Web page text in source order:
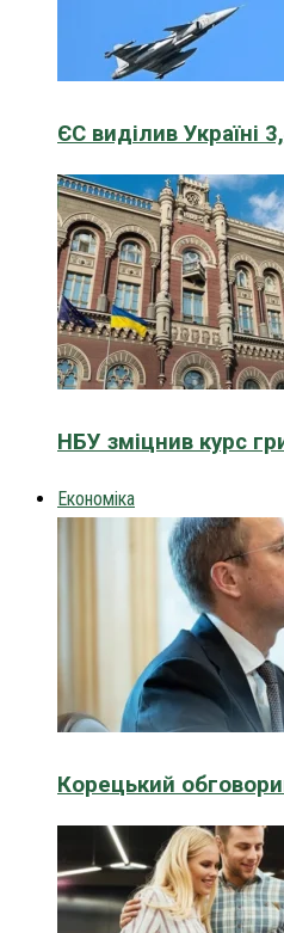
ЄС виділив Україні
НБУ зміцнив курс
Економіка
Корецький